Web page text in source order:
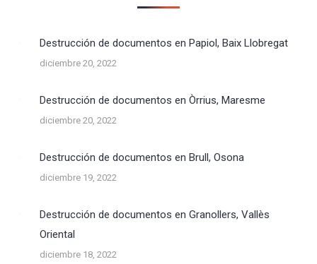
Destrucción de documentos en Papiol, Baix Llobregat
diciembre 20, 2022
Destrucción de documentos en Òrrius, Maresme
diciembre 20, 2022
Destrucción de documentos en Brull, Osona
diciembre 19, 2022
Destrucción de documentos en Granollers, Vallès
Oriental
diciembre 18, 2022